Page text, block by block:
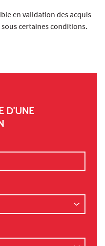
en validation des acquis
certaines conditions.
D'UNE